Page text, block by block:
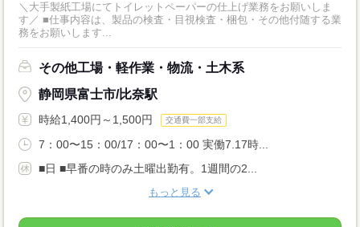
＼大手製紙工場にてトイレットペーパーの仕上げ業務をお願いしま
す／ ■仕事内容は、製品の検査・目視検査・梱包・その他付随する業
務をお願いします...
その他工場・軽作業・物流・土木系
静岡県富士市/比奈駅
時給1,400円～1,500円 交通費一部支給
7：00〜15：00/17：00〜1：00 実働7.17時...
■日 ■早番の時のみ土曜出勤有。1週間の2...
もっと見る